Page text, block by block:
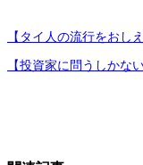
【タイ人の流行をおし
【投資家に問うしかな